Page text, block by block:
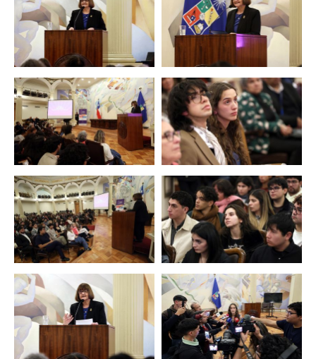
Zoom Zoom
Zoom Zoom
Zoom Zoom